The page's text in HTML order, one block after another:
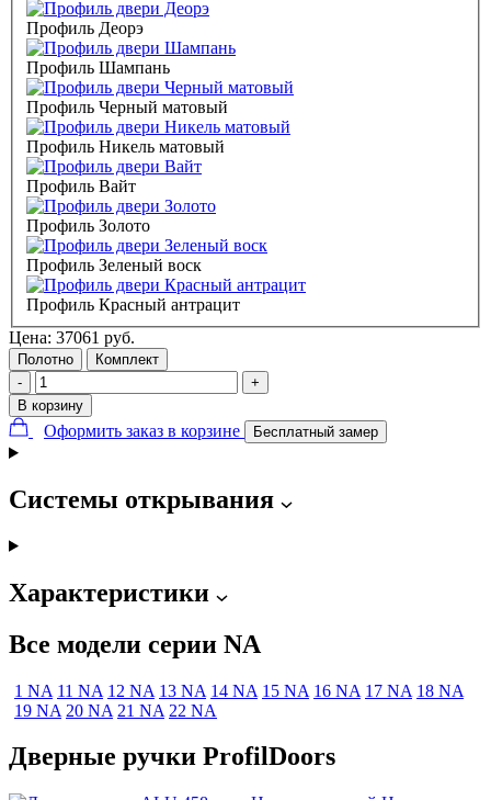
Профиль Деорэ
Профиль Шампань
Профиль Черный матовый
Профиль Никель матовый
Профиль Вайт
Профиль Золото
Профиль Зеленый воск
Профиль Красный антрацит
Цена: 37061 руб.
Полотно
Комплект
-
+
В корзину
Оформить заказ в корзине Бесплатный замер
Системы открывания
Характеристики
Все модели серии NA
1 NA 11 NA 12 NA 13 NA 14 NA 15 NA 16 NA 17 NA 18 NA
19 NA 20 NA 21 NA 22 NA
Дверные ручки ProfilDoors